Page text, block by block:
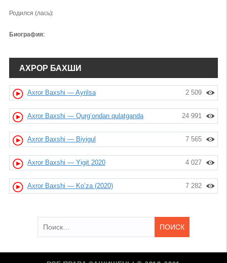
Родился (лась):
Биография:
АХРОР БАХШИ
2 509
Axror Baxshi — Ayrilsa
24 991
Axror Baxshi — Qurg’ondan qulatganda
7 565
Axror Baxshi — Biyigul
4 027
Axror Baxshi — Yigit 2020
7 282
Axror Baxshi — Ko’za (2020)